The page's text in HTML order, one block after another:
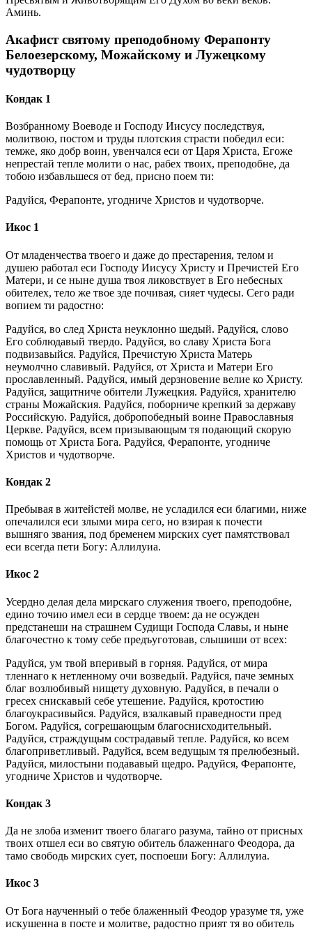
Аминь.
Акафист святому преподобному Ферапонту
Белоезерскому, Можайскому и Лужецкому
чудотворцу
Кондак 1
Возбранному Воеводе и Господу Иисусу последствуя,
молитвою, постом и труды плотския страсти победил еси:
темже, яко добр воин, увенчался еси от Царя Христа, Егоже
непрестай тепле молити о нас, рабех твоих, преподобне, да
тобою избавльшеся от бед, присно поем ти:
Радуйся, Ферапонте, угодниче Христов и чудотворче.
Икос 1
От младенчества твоего и даже до престарения, телом и
душею работал еси Господу Иисусу Христу и Пречистей Его
Матери, и се ныне душа твоя ликовствует в Его небесных
обителех, тело же твое зде почивая, сияет чудесы. Сего ради
вопием ти радостно:
Радуйся, во след Христа неуклонно шедый. Радуйся, слово
Его соблюдавый твердо. Радуйся, во славу Христа Бога
подвизавыйся. Радуйся, Пречистую Христа Матерь
неумолчно славивый. Радуйся, от Христа и Матери Его
прославленный. Радуйся, имый дерзновение велие ко Христу.
Радуйся, защитниче обители Лужецкия. Радуйся, хранителю
страны Можайския. Радуйся, поборниче крепкий за державу
Российскую. Радуйся, добропобедный воине Православныя
Церкве. Радуйся, всем призывающым тя подающий скорую
помощь от Христа Бога. Радуйся, Ферапонте, угодниче
Христов и чудотворче.
Кондак 2
Пребывая в житейстей молве, не усладился еси благими, ниже
опечалился еси злыми мира сего, но взирая к почести
вышняго звания, под бременем мирских сует памятствовал
еси всегда пети Богу: Аллилуиа.
Икос 2
Усердно делая дела мирскаго служения твоего, преподобне,
едино точию имел еси в сердце твоем: да не осужден
предстанеши на страшнем Судищи Господа Славы, и ныне
благочестно к тому себе предъуготовав, слышиши от всех:
Радуйся, ум твой вперивый в горняя. Радуйся, от мира
тленнаго к нетленному очи возведый. Радуйся, паче земных
благ возлюбивый нищету духовную. Радуйся, в печали о
гресех снискавый себе утешение. Радуйся, кротостию
благоукрасивыйся. Радуйся, взалкавый праведности пред
Богом. Радуйся, согрешающым благоснисходительный.
Радуйся, страждущым сострадавый тепле. Радуйся, ко всем
благоприветливый. Радуйся, всем ведущым тя прелюбезный.
Радуйся, милостыни подававый щедро. Радуйся, Ферапонте,
угодниче Христов и чудотворче.
Кондак 3
Да не злоба изменит твоего благаго разума, тайно от присных
твоих отшел еси во святую обитель блаженнаго Феодора, да
тамо свободь мирских сует, поспоеши Богу: Аллилуиа.
Икос 3
От Бога наученный о тебе блаженный Феодор уразуме тя, уже
искушенна в посте и молитве, радостно прият тя во обитель